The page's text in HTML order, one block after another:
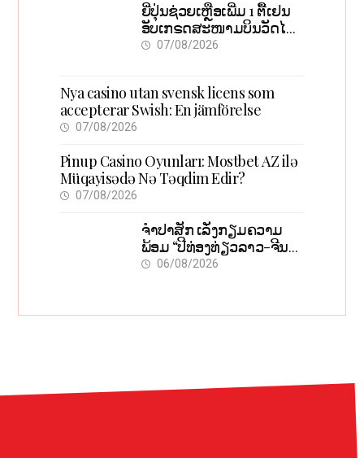
ຍີ່ປຸ່ນຊ່ວຍເຫຼືອເພີ່ມ 1 ຕື້ເຢນ
ອັບເກຣດສະໜາມບິນວັດໄຕ
ຮັບຮອງການເຕີບໂຕ
07/08/2026
Nya casino utan svensk licens som
accepterar Swish: En jämförelse
07/08/2026
Pinup Casino Oyunları: Mostbet AZ ilə
Müqayisədə Nə Təqdim Edir?
07/08/2026
ຈຳປາສັກ ເລັ່ງກຽມຄວາມ
ພ້ອມ “ປີທ່ອງທ່ຽວລາວ-ຈີນ
2027” ຫວັງກະຕຸ້ນເສດຖະກິດ
06/08/2026